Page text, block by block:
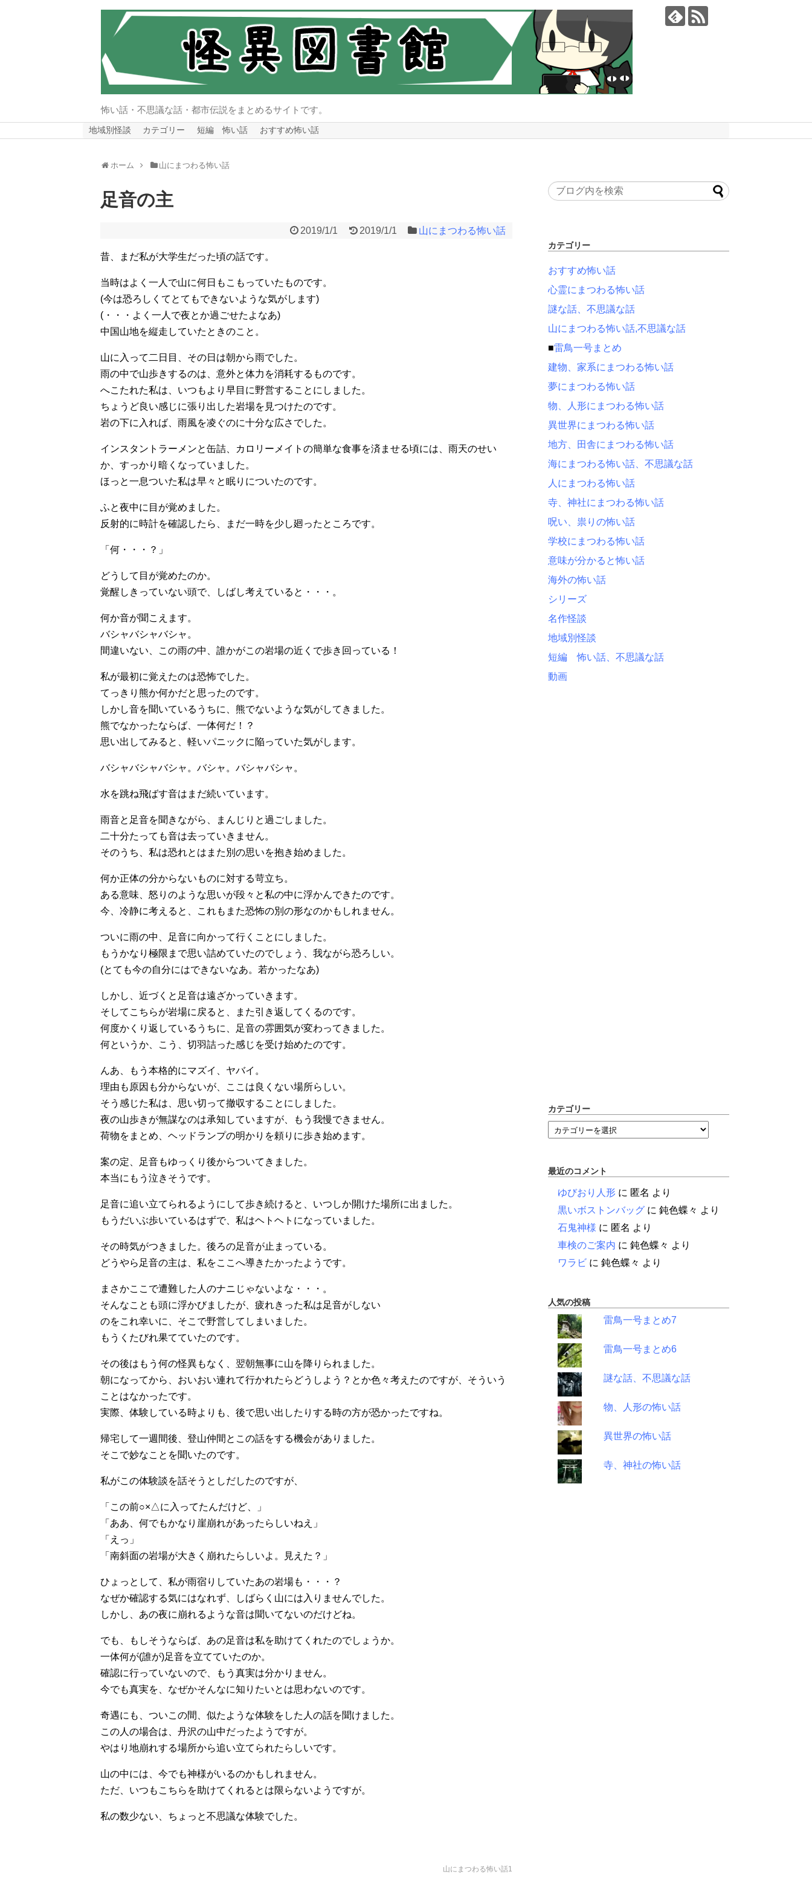
怖い話・不思議な話・都市伝説をまとめるサイトです。
地域別怪談 カテゴリー 短編 怖い話 おすすめ怖い話
ホーム 山にまつわる怖い話
足音の主
2019/1/1 2019/1/1 山にまつわる怖い話
昔、まだ私が大学生だった頃の話です。
当時はよく一人で山に何日もこもっていたものです。
(今は恐ろしくてとてもできないような気がします)
(・・・よく一人で夜とか過ごせたよなあ)
中国山地を縦走していたときのこと。
山に入って二日目、その日は朝から雨でした。
雨の中で山歩きするのは、意外と体力を消耗するものです。
へこたれた私は、いつもより早目に野営することにしました。
ちょうど良い感じに張り出した岩場を見つけたのです。
岩の下に入れば、雨風を凌ぐのに十分な広さでした。
インスタントラーメンと缶詰、カロリーメイトの簡単な食事を済ませる頃には、雨天のせい
か、すっかり暗くなっていました。
ほっと一息ついた私は早々と眠りについたのです。
ふと夜中に目が覚めました。
反射的に時計を確認したら、まだ一時を少し廻ったところです。
「何・・・？」
どうして目が覚めたのか。
覚醒しきっていない頭で、しばし考えていると・・・。
何か音が聞こえます。
バシャバシャバシャ。
間違いない、この雨の中、誰かがこの岩場の近くで歩き回っている！
私が最初に覚えたのは恐怖でした。
てっきり熊か何かだと思ったのです。
しかし音を聞いているうちに、熊でないような気がしてきました。
熊でなかったならば、一体何だ！？
思い出してみると、軽いパニックに陥っていた気がします。
バシャバシャバシャ。バシャ。バシャバシャ。
水を跳ね飛ばす音はまだ続いています。
雨音と足音を聞きながら、まんじりと過ごしました。
二十分たっても音は去っていきません。
そのうち、私は恐れとはまた別の思いを抱き始めました。
何か正体の分からないものに対する苛立ち。
ある意味、怒りのような思いが段々と私の中に浮かんできたのです。
今、冷静に考えると、これもまた恐怖の別の形なのかもしれません。
ついに雨の中、足音に向かって行くことにしました。
もうかなり極限まで思い詰めていたのでしょう、我ながら恐ろしい。
(とても今の自分にはできないなあ。若かったなあ)
しかし、近づくと足音は遠ざかっていきます。
そしてこちらが岩場に戻ると、また引き返してくるのです。
何度かくり返しているうちに、足音の雰囲気が変わってきました。
何というか、こう、切羽詰った感じを受け始めたのです。
んあ、もう本格的にマズイ、ヤバイ。
理由も原因も分からないが、ここは良くない場所らしい。
そう感じた私は、思い切って撤収することにしました。
夜の山歩きが無謀なのは承知していますが、もう我慢できません。
荷物をまとめ、ヘッドランプの明かりを頼りに歩き始めます。
案の定、足音もゆっくり後からついてきました。
本当にもう泣きそうです。
足音に追い立てられるようにして歩き続けると、いつしか開けた場所に出ました。
もうだいぶ歩いているはずで、私はヘトヘトになっていました。
その時気がつきました。後ろの足音が止まっている。
どうやら足音の主は、私をここへ導きたかったようです。
まさかここで遭難した人のナニじゃないよな・・・。
そんなことも頭に浮かびましたが、疲れきった私は足音がしない
のをこれ幸いに、そこで野営してしまいました。
もうくたびれ果てていたのです。
その後はもう何の怪異もなく、翌朝無事に山を降りられました。
朝になってから、おいおい連れて行かれたらどうしよう？とか色々考えたのですが、そういう
ことはなかったです。
実際、体験している時よりも、後で思い出したりする時の方が恐かったですね。
帰宅して一週間後、登山仲間とこの話をする機会がありました。
そこで妙なことを聞いたのです。
私がこの体験談を話そうとしだしたのですが、
「この前○×△に入ってたんだけど、」
「ああ、何でもかなり崖崩れがあったらしいねえ」
「えっ」
「南斜面の岩場が大きく崩れたらしいよ。見えた？」
ひょっとして、私が雨宿りしていたあの岩場も・・・？
なぜか確認する気にはなれず、しばらく山には入りませんでした。
しかし、あの夜に崩れるような音は聞いてないのだけどね。
でも、もしそうならば、あの足音は私を助けてくれたのでしょうか。
一体何が(誰が)足音を立てていたのか。
確認に行っていないので、もう真実は分かりません。
今でも真実を、なぜかそんなに知りたいとは思わないのです。
奇遇にも、ついこの間、似たような体験をした人の話を聞けました。
この人の場合は、丹沢の山中だったようですが。
やはり地崩れする場所から追い立てられたらしいです。
山の中には、今でも神様がいるのかもしれません。
ただ、いつもこちらを助けてくれるとは限らないようですが。
私の数少ない、ちょっと不思議な体験でした。
山にまつわる怖い話1
カテゴリー
おすすめ怖い話
心霊にまつわる怖い話
謎な話、不思議な話
山にまつわる怖い話,不思議な話
■雷鳥一号まとめ
建物、家系にまつわる怖い話
夢にまつわる怖い話
物、人形にまつわる怖い話
異世界にまつわる怖い話
地方、田舎にまつわる怖い話
海にまつわる怖い話、不思議な話
人にまつわる怖い話
寺、神社にまつわる怖い話
呪い、祟りの怖い話
学校にまつわる怖い話
意味が分かると怖い話
海外の怖い話
シリーズ
名作怪談
地域別怪談
短編 怖い話、不思議な話
動画
カテゴリー
最近のコメント
ゆびおり人形 に 匿名 より
黒いボストンバッグ に 鈍色蝶々 より
石鬼神様 に 匿名 より
車検のご案内 に 鈍色蝶々 より
ワラビ に 鈍色蝶々 より
人気の投稿
雷鳥一号まとめ7
雷鳥一号まとめ6
謎な話、不思議な話
物、人形の怖い話
異世界の怖い話
寺、神社の怖い話